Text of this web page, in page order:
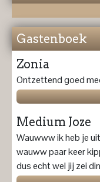
Gastenboek
Zonia
Ontzettend goed
Medium Joze
Wauwww ik heb je
wauww paar keer
dus echt wel jij zei